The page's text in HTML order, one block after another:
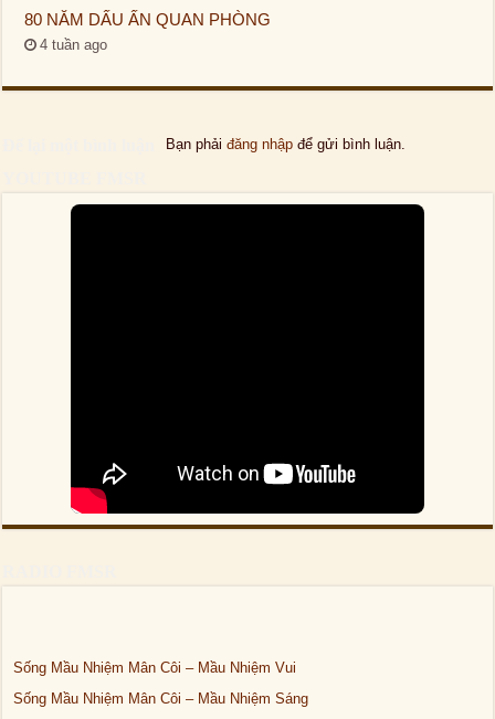
80 NĂM DẤU ẤN QUAN PHÒNG
4 tuần ago
Bạn phảiđăng nhập để gửi bình luận.
Sống Mầu Nhiệm Mân Côi – Mầu Nhiệm Vui
Sống Mầu Nhiệm Mân Côi – Mầu Nhiệm Sáng